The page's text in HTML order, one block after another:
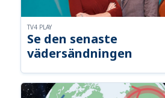
Se den senaste
vädersändningen
TV4 PLAY